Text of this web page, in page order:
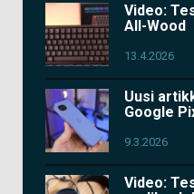
Video:
All-Wood
13.4.2026
Uusi
Google
9.3.2026
Video: